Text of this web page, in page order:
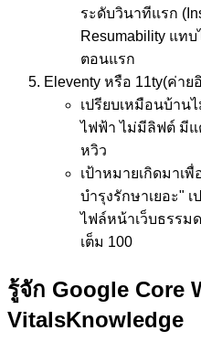
ระดับวินาทีแรก
Resumability แท
ตอนแรก
Eleventy หรือ 11ty(ค่าย
เปรียบเหมือนบ้าน
ไฟฟ้า ไม่มีลิฟต์ มีแ
หวิว
เป้าหมายเกิดมาเ
บำรุงรักษาเยอะ"
ไฟล์หน้าเว็บธรรม
เต็ม 100
รู้จัก Google Core
VitalsKnowledge